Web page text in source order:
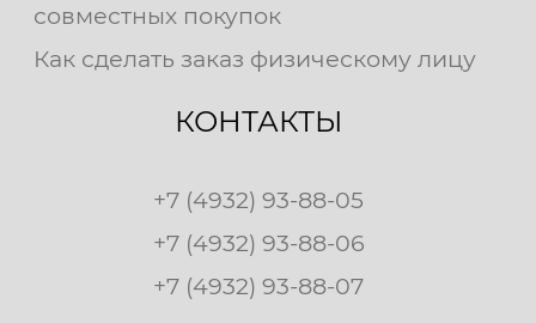
совместных покупок
Как сделать заказ физическому лицу
КОНТАКТЫ
+7 (4932) 93-88-05
+7 (4932) 93-88-06
+7 (4932) 93-88-07